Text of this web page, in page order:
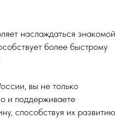
наслаждаться знакомой
более быстрому
вы не только
и поддерживаете
способствуя их развитию